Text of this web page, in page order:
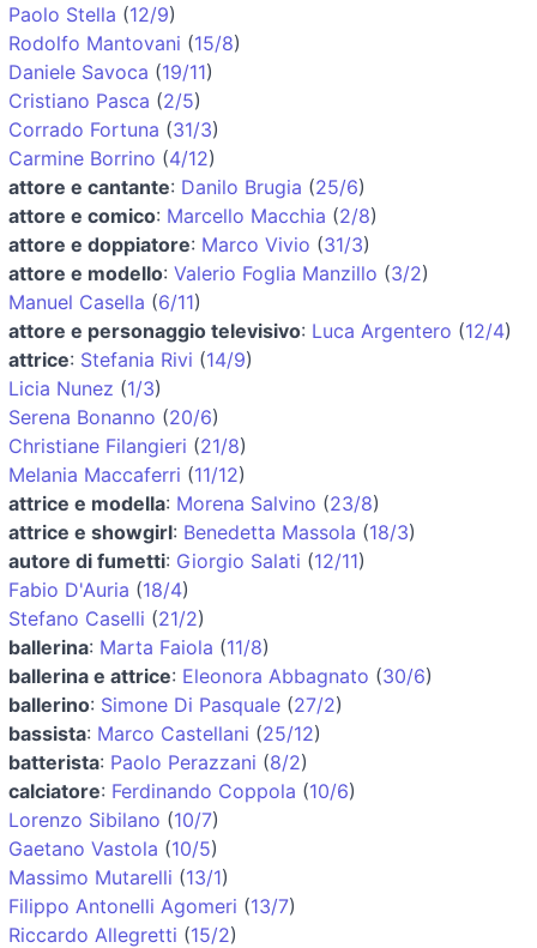
Paolo Stella (12/9)
Rodolfo Mantovani (15/8)
Daniele Savoca (19/11)
Cristiano Pasca (2/5)
Corrado Fortuna (31/3)
Carmine Borrino (4/12)
attore e cantante: Danilo Brugia (25/6)
attore e comico: Marcello Macchia (2/8)
attore e doppiatore: Marco Vivio (31/3)
attore e modello: Valerio Foglia Manzillo (3/2)
Manuel Casella (6/11)
attore e personaggio televisivo: Luca Argentero (12/4)
attrice: Stefania Rivi (14/9)
Licia Nunez (1/3)
Serena Bonanno (20/6)
Christiane Filangieri (21/8)
Melania Maccaferri (11/12)
attrice e modella: Morena Salvino (23/8)
attrice e showgirl: Benedetta Massola (18/3)
autore di fumetti: Giorgio Salati (12/11)
Fabio D'Auria (18/4)
Stefano Caselli (21/2)
ballerina: Marta Faiola (11/8)
ballerina e attrice: Eleonora Abbagnato (30/6)
ballerino: Simone Di Pasquale (27/2)
bassista: Marco Castellani (25/12)
batterista: Paolo Perazzani (8/2)
calciatore: Ferdinando Coppola (10/6)
Lorenzo Sibilano (10/7)
Gaetano Vastola (10/5)
Massimo Mutarelli (13/1)
Filippo Antonelli Agomeri (13/7)
Riccardo Allegretti (15/2)